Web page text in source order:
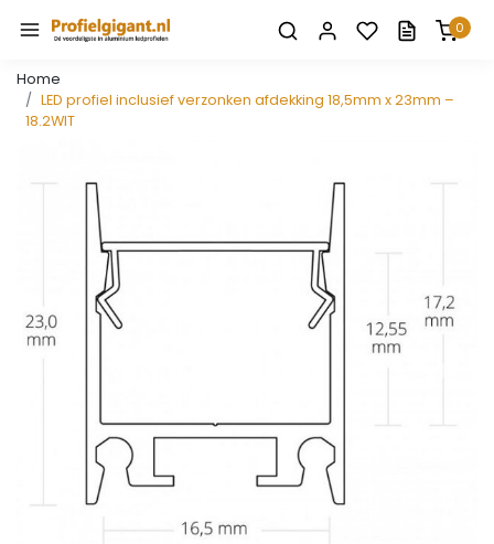
0
Home
LED profiel inclusief verzonken afdekking 18,5mm x 23mm –
18.2WIT